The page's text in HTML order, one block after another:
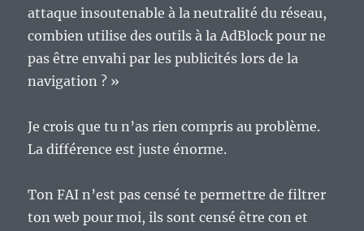
attaque insoutenable à la neutralité du réseau,
combien utilise des outils à la AdBlock pour ne
pas être envahi par les publicités lors de la
navigation ? »
Je crois que tu n’as rien compris au problème.
La différence est juste énorme.
Ton FAI n’est pas censé te permettre de filtrer
ton web pour moi, ils sont censé être con et